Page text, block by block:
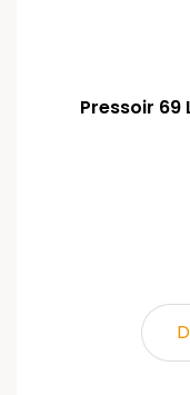
Pressoir 69